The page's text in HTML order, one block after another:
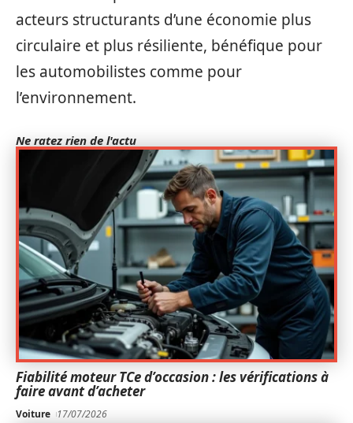
acteurs structurants d’une économie plus
circulaire et plus résiliente, bénéfique pour
les automobilistes comme pour
l’environnement.
Ne ratez rien de l'actu
Fiabilité moteur TCe d’occasion : les vérifications à
faire avant d’acheter
Voiture 17/07/2026